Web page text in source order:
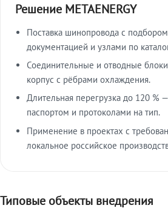
Решение METAENERGY
Поставка шинопровода с
документацией и узлами по
Соединительные и отводные
корпус с рёбрами охлаждения.
Длительная перегрузка до 120 %
паспортом и протоколами на тип.
Применение в проектах с
локальное российское
Типовые объекты внедрения